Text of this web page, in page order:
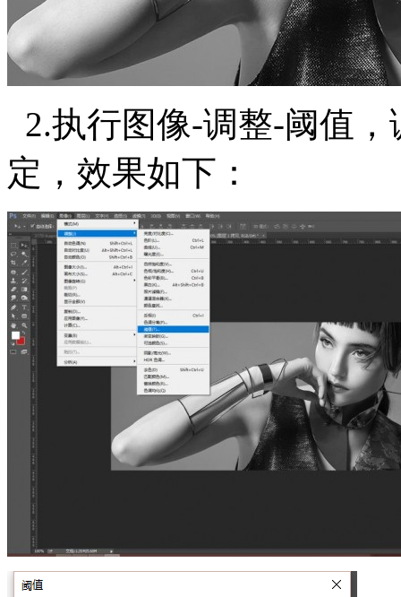
2.执行图像-调整-阈值
定，效果如下：